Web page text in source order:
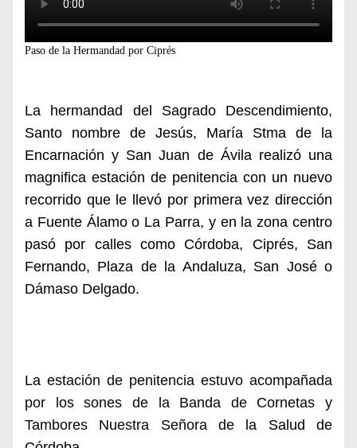
Paso de la Hermandad por Ciprés
La hermandad del Sagrado Descendimiento,
Santo nombre de Jesús, María Stma de la
Encarnación y San Juan de Ávila realizó una
magnifica estación de penitencia con un nuevo
recorrido que le llevó por primera vez dirección
a Fuente Álamo o La Parra, y en la zona centro
pasó por calles como Córdoba, Ciprés, San
Fernando, Plaza de la Andaluza, San José o
Dámaso Delgado.
La estación de penitencia estuvo acompañada
por los sones de la Banda de Cornetas y
Tambores Nuestra Señora de
la Salud de